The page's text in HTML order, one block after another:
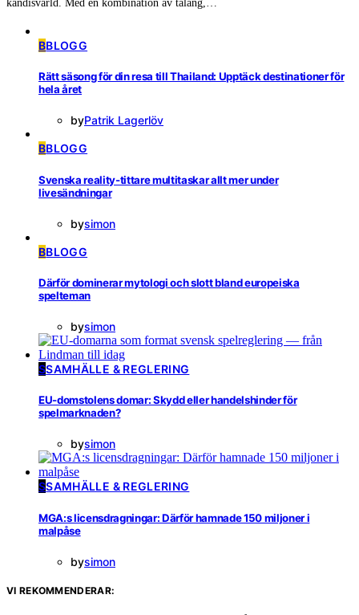
kändisvärld. Med en kombination av talang,…
BBLOGG
Rätt säsong för din resa till Thailand: Upptäck destinationer för
hela året
byPatrik Lagerlöv
BBLOGG
Svenska reality-tittare multitaskar allt mer under
livesändningar
bysimon
BBLOGG
Därför dominerar mytologi och slott bland europeiska
spelteman
bysimon
SSAMHÄLLE & REGLERING
EU-domstolens domar: Skydd eller handelshinder för
spelmarknaden?
bysimon
SSAMHÄLLE & REGLERING
MGA:s licensdragningar: Därför hamnade 150 miljoner i
malpåse
bysimon
VI REKOMMENDERAR: